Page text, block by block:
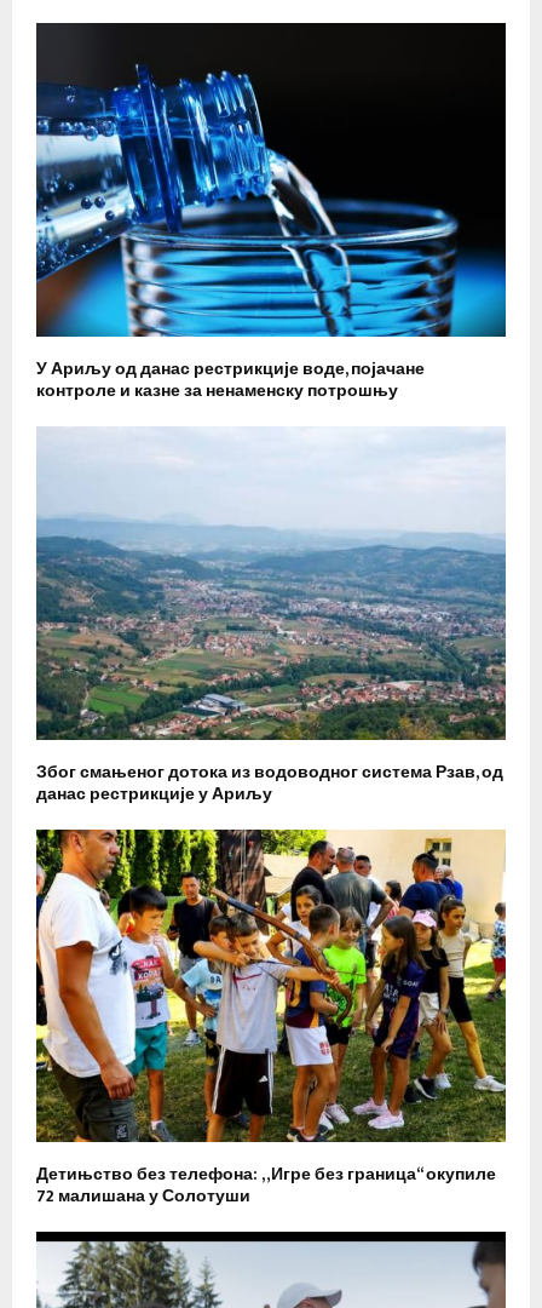
У Ариљу од данас рестрикције воде, појачане
контроле и казне за ненаменску потрошњу
Због смањеног дотока из водоводног система Рзав, од
данас рестрикције у Ариљу
Детињство без телефона: „Игре без граница“ окупиле
72 малишана у Солотуши